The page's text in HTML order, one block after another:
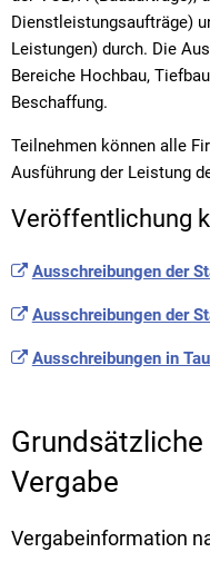
Dienstleistungsaufträge)
Leistungen) durch. Die
Bereiche Hochbau,
Beschaffung.
Teilnehmen können alle
Ausführung der Leistung
Veröffentlichung
Ausschreibungen der
Ausschreibungen der
Ausschreibungen in
Vergabe
Vergabeinformation